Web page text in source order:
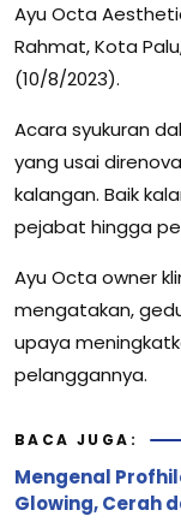
Ayu Octa
Rahmat, Kota
(10/8/2023).
Acara syukuran
yang usai
kalangan. Baik
pejabat hingga
Ayu Octa owner
mengatakan,
upaya
pelanggannya.
BACA JUGA:
Mengenal
Glowing, Cerah